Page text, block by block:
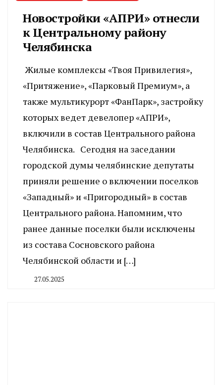
Новостройки «АПРИ» отнесли
к Центральному району
Челябинска
Жилые комплексы «Твоя Привилегия»,
«Притяжение», «Парковый Премиум», а
также мультикурорт «ФанПарк», застройку
которых ведет девелопер «АПРИ»,
включили в состав Центрального района
Челябинска. Сегодня на заседании
городской думы челябинские депутаты
приняли решение о включении поселков
«Западный» и «Пригородный» в состав
Центрального района. Напомним, что
ранее данные поселки были исключены
из состава Сосновского района
Челябинской области и […]
27.05.2025